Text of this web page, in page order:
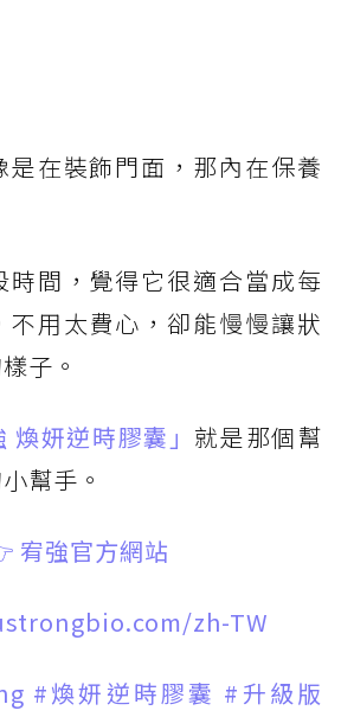
在裝飾門面，那內在保養
時間，覺得它很適合當成每
不用太費心，卻能慢慢讓狀
子。
煥妍逆時膠囊」 就是那個幫
幫手。
宥強官方網站
zh-TW
#煥妍逆時膠囊 #升級版